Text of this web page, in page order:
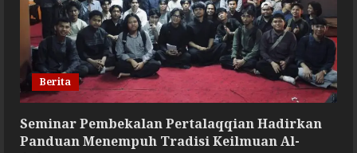
Berita
Seminar Pembekalan Pertalaqqian Hadirkan
Panduan Menempuh Tradisi Keilmuan Al-